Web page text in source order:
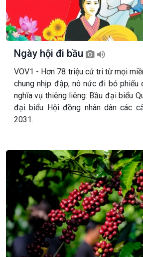
Ngày hội đi bầu
VOV1 - Hơn 78 triệu cử tri từ mọi
chung nhịp đập, nô nức đi bỏ phiếu
nghĩa vụ thiêng liêng: Bầu đại biểu
đại biểu Hội đồng nhân dân các
2031.